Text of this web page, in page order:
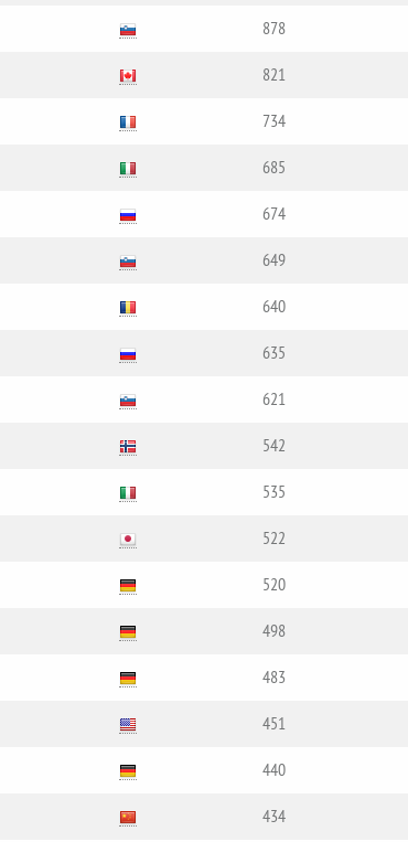
878
821
734
685
674
649
640
635
621
542
535
522
520
498
483
451
440
434